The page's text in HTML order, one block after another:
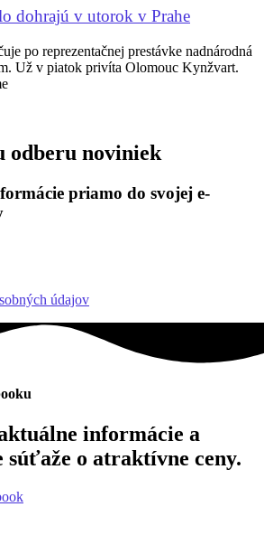
dohrajú v utorok v Prahe
po reprezentačnej prestávke nadnárodná
Už v piatok privíta Olomouc Kynžvart.
odberu noviniek
priamo do svojej e-
údajov
informácie a
súťaže o atraktívne ceny.